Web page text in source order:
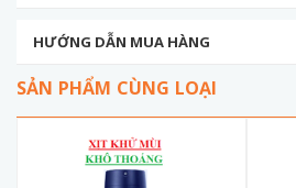
HƯỚNG DẪN MUA HÀNG
SẢN PHẨM CÙNG LOẠI